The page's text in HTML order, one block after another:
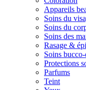
Appareils
Soins du
Soins du
Soins des
Rasage &
Soins
Protections
Parfums
Teint